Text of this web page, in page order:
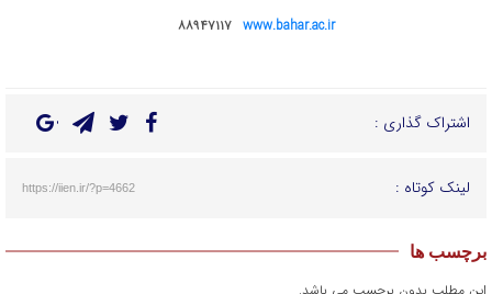
www.bahar.ac.ir ۸۸۹۴۷۱۱۷
اشتراک گذاری :
لینک کوتاه : https://iien.ir/?p=4662
برچسب ها